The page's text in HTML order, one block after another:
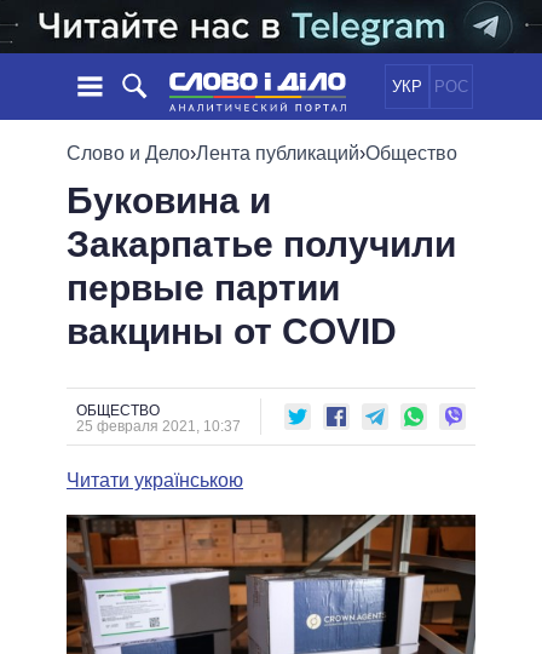
УКР РОС
НОВОСТИ
ЛЕНТА
СОБЫТИЯ
СТАТЬИ
МНЕНИЯ
ОБЗОРЫ
ДАЙДЖЕСТЫ
ЭКОНОМИКА
ОБЩЕСТВО
ОБЕЩАНИЯ
ПОЛИТИКИ
ВСЕ ПОЛИТИКИ
ПРЕЗИДЕНТ И ОФИС
ВЕРХОВНАЯ РАДА
КАБИНЕТ МИНИСТРОВ
МЭРЫ
ВСЕ ПЕРСОНЫ
ИНФОГРАФИКА
ПОДДЕРЖАТЬ
СРАВНЕНИЕ ПОЛИТИКОВ
Слово и Дело›Лента публикаций›Общество
Буковина и
Закарпатье получили
первые партии
вакцины от COVID
ОБЩЕСТВО
25 февраля 2021, 10:37
Читати українською